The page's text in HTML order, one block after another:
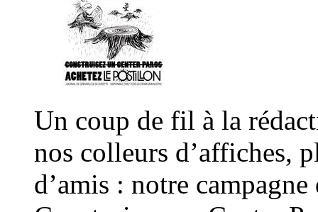
Un coup de fil à la
nos colleurs d’affiches,
d’amis : notre